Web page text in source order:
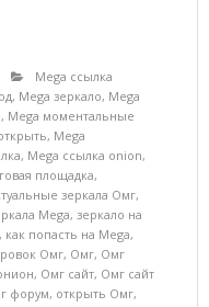
Mega ссылка
, Mega зеркало, Mega
, Mega моментальные
, Mega
, Mega ссылка onion,
площадка,
зеркала Омг,
Mega, зеркало на
, как попасть на Mega,
Омг, Омг, Омг
, Омг сайт, Омг сайт
форум, открыть Омг,